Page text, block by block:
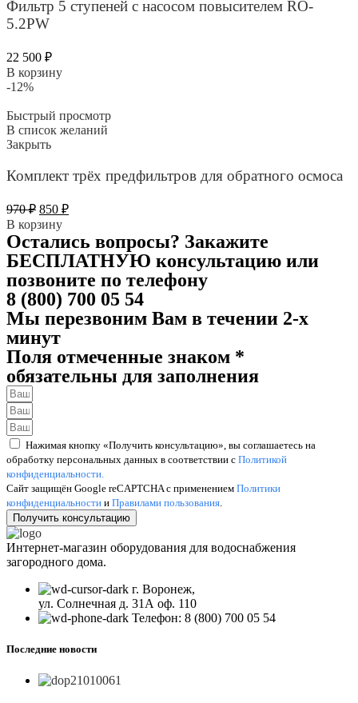
Фильтр 5 ступеней с насосом повысителем RO-
5.2PW
22 500 ₽
В корзину
-12%
Быстрый просмотр
В список желаний
Закрыть
Комплект трёх предфильтров для обратного осмоса
970₽ Первоначальная
цена
составляла
970 ₽.
850 ₽Текущая
850 ₽.
В корзину
Остались вопросы? Закажите
БЕСПЛАТНУЮ консультацию или
позвоните по телефону
8 (800) 700 05 54
Мы перезвоним Вам в течении 2-х
минут
Поля отмеченные знаком *
обязательны для заполнения
Нажимая кнопку «Получить консультацию», вы соглашаетесь на
обработку персональных данных в соответствии с Политикой
конфиденциальности.
Сайт защищён Google reCAPTCHA с применением Политики
конфиденциальности и Правилами пользования
Получить консультацию
Интернет-магазин оборудования для водоснабжения
загородного дома.
г. Воронеж,
ул. Солнечная д. 31А оф. 110
Телефон: 8 (800) 700 05 54
Последние новости